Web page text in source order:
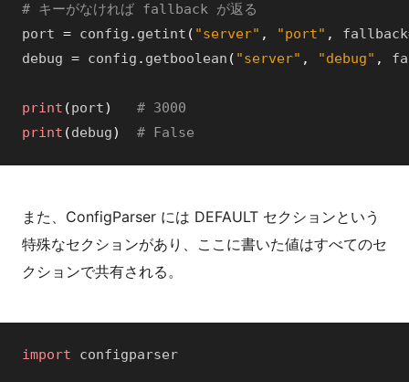
# キーがなければ fallback が返る
port = config . getint ( "server" , "port" , fallback
debug = config . getboolean ( "server" , "debug" ,
print (port)
# 3000
print (debug) # False
また、ConfigParser には DEFAULT セクションという
特殊なセクションがあり、ここに書いた値はすべてのセ
クションで共有される。
import configparser